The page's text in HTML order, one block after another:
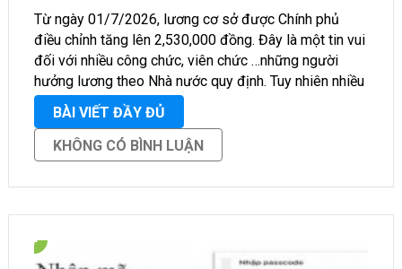
Từ ngày 01/7/2026, lương cơ sở được Chính phủ
điều chỉnh tăng lên 2,530,000 đồng. Đây là một tin vui
đối với nhiều công chức, viên chức …những người
hưởng lương theo Nhà nước quy định. Tuy nhiên nhiều
người tham gia BHYT cũng lo lắng …
BÀI VIẾT ĐẦY ĐỦ
KHÔNG CÓ BÌNH LUẬN